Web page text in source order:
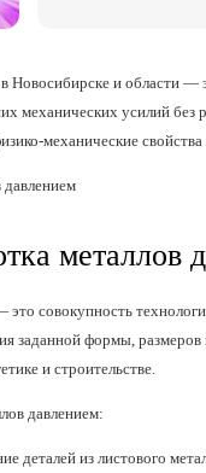
Новосибирске и области
механических усилий без
механические
металлов
совокупность
заданной формы,
и строительстве.
давлением:
деталей из листового